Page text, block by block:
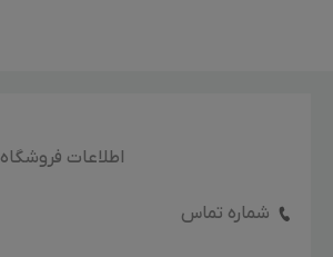
اطلاعات فروشگاه
شماره تماس